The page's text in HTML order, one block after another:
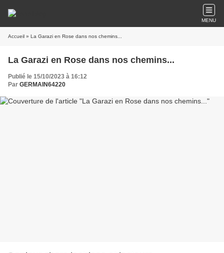
MENU
Accueil » La Garazi en Rose dans nos chemins...
La Garazi en Rose dans nos chemins...
Publié le 15/10/2023 à 16:12
Par GERMAIN64220